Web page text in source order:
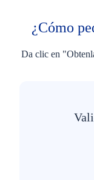
¿Cómo
Da clic en